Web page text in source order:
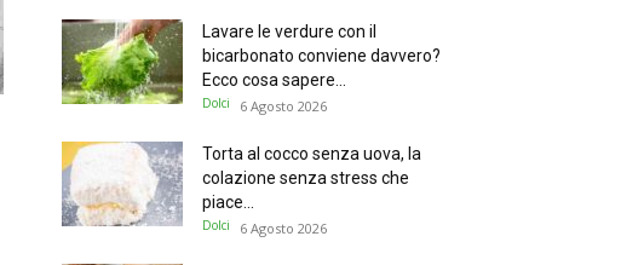
Lavare le verdure con il
bicarbonato conviene davvero?
Ecco cosa sapere...
Dolci 6 Agosto 2026
Torta al cocco senza uova, la
colazione senza stress che
piace...
Dolci 6 Agosto 2026